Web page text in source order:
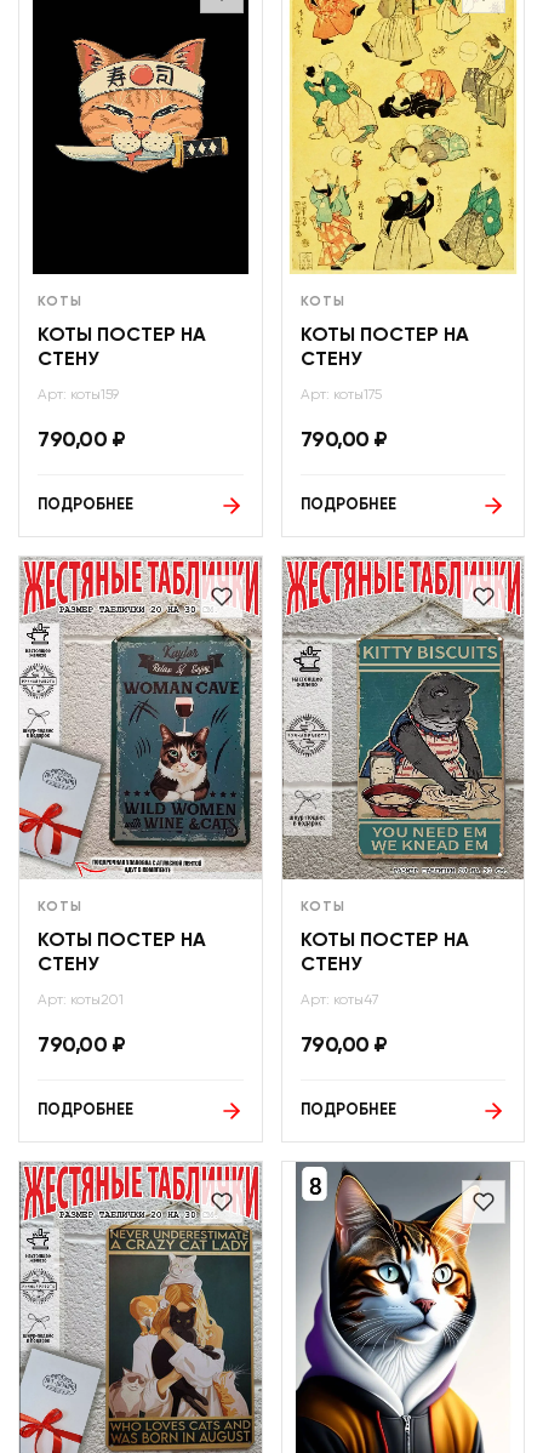
КОТЫ
КОТЫ ПОСТЕР НА
СТЕНУ
Арт: коты159
790,00 ₽
ПОДРОБНЕЕ
КОТЫ
КОТЫ ПОСТЕР НА
СТЕНУ
Арт: коты175
790,00 ₽
ПОДРОБНЕЕ
КОТЫ
КОТЫ ПОСТЕР НА
СТЕНУ
Арт: коты201
790,00 ₽
ПОДРОБНЕЕ
КОТЫ
КОТЫ ПОСТЕР НА
СТЕНУ
Арт: коты47
790,00 ₽
ПОДРОБНЕЕ